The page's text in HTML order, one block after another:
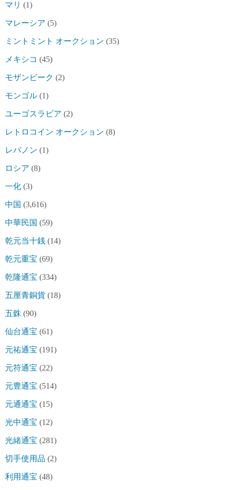
マリ (1)
マレーシア (5)
ミントミント オークション (35)
メキシコ (45)
モザンビーク (2)
モンゴル (1)
ユーゴスラビア (2)
レトロコイン オークション (8)
レバノン (1)
ロシア (8)
一化 (3)
中国 (3,616)
中華民国 (59)
乾元当十銭 (14)
乾元重宝 (69)
乾隆通宝 (334)
五厘青銅貨 (18)
五銖 (90)
仙台通宝 (61)
元祐通宝 (191)
元符通宝 (22)
元豊通宝 (514)
元通通宝 (15)
光中通宝 (12)
光緒通宝 (281)
切手使用品 (2)
利用通宝 (48)